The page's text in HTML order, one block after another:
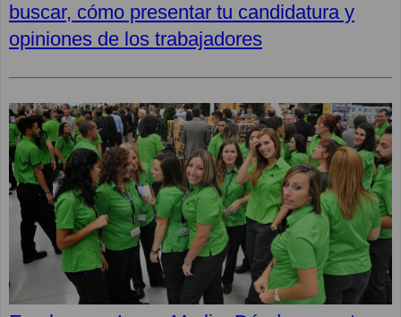
buscar, cómo presentar tu candidatura y
opiniones de los trabajadores